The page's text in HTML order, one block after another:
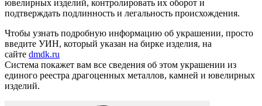
ювелирных изделий, контролировать их оборот и
подтверждать подлинность и легальность происхождения.
Чтобы узнать подробную информацию об украшении, просто
введите УИН, который указан на бирке изделия, на
сайте dmdk.ru
Система покажет вам все сведения об этом украшении из
единого реестра драгоценных металлов, камней и ювелирных
изделий.